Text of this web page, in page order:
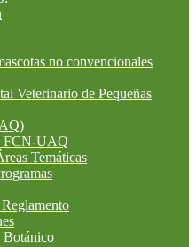
no convencionales
Veterinario de Pequeñas
FCN-UAQ
Temáticas
Botánico